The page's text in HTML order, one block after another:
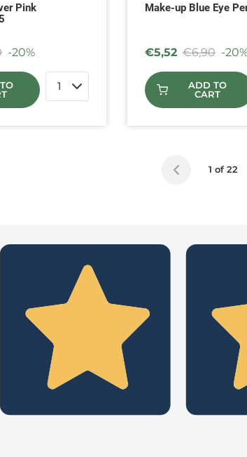
Pink
-20%
Make-up Blue Eye
€5,52 €6,90 -
ADD TO
CART
1 of 22